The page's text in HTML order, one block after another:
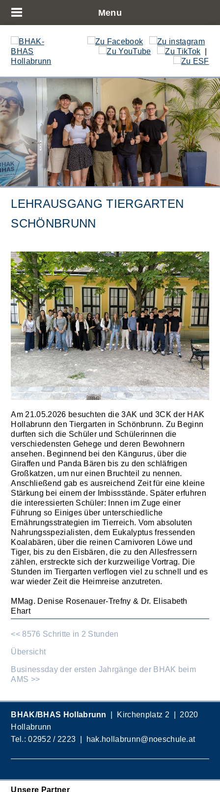
Menu
|
LEHRAUSGANG TIERGARTEN
SCHÖNBRUNN
Am 21.05.2026 besuchten die 3AK und 3CK der HAK
Hollabrunn den Tiergarten in Schönbrunn. Zu Beginn
durften sich die Schüler und Schülerinnen die
verschiedensten Gehege und deren Bewohnern
ansehen. Beginnend bei den Kängurus, über die
Giraffen und Panda Bären bis zu den schläfrigen
Großkatzen, um nur einen Bruchteil zu nennen.
Anschließend gab es ausreichend Zeit für eine kleine
Stärkung bei einem der Imbissstände. Später erfuhren
die interessierten Schüler: Innen im Zuge einer
Führung so Einiges über unterschiedliche
Ernährungsstrategien im Tierreich. Vom absoluten
Nahrungsspezialisten, dem Eukalyptus fressenden
Koalabären, über die reinen Carnivoren Löwe und
Tiger, bis zu den Eisbären, die zu den Allesfressern
zählen, erstreckte sich der kurzweilige Vortrag. Die
Stunden im Tiergarten verflogen viel zu schnell und es
war wieder Zeit die Heimreise anzutreten.
MMag. Denise Rosenauer-Trefny & Dr. Elisabeth
Ehart
<< 8576 Schritte in 2 Stunden
Übersicht
Businessday der ersten Jahrgänge der BHAK beim
AMS >>
BHAK/BHAS Hollabrunn
| Kirchenplatz 2 | 2020
Hollabrunn
Tel.:02952 / 2223 | hak.hollabrunn@noeschule.at
Unsere Partner